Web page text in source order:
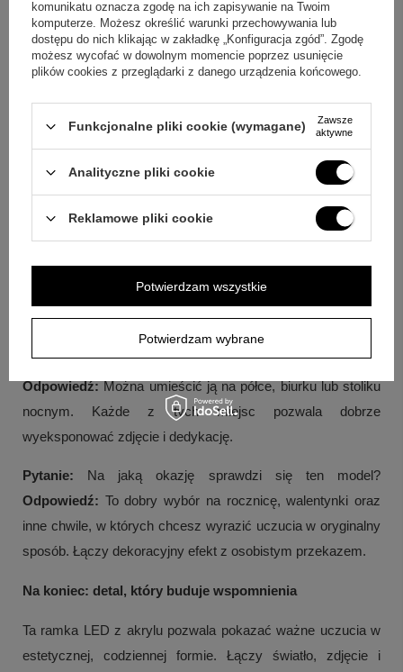
Odpowiedź: Personalizowany nadruk może zawierać
zdjęcie, imiona oraz dedykację. Dzięki temu łatwo nadać jej
bardzo osobisty charakter.
Pytanie:Jak działa efekt świetlny w tej dekoracji?
Odpowiedź:Delikatne podświetlenie LED subtelnie
rozjaśnia przestrzeń i eksponuje nadruk. To światło buduje
ciepły nastrój bez przytłaczania całej aranżacji.
Pytanie:Czy ramka pasuje tylko do nowoczesnych wnętrz?
Odpowiedź:Nie, ponieważ według opisu dobrze wpisuje się
aranżacje. Dzięki temu łatwo dopasować ją do różnych
stylów otoczenia.
Pytanie:Gdzie najlepiej ustawić ramkę na co dzień?
Odpowiedź:Można umieścić ją na półce, biurku lub stoliku
nocnym. Każde z tych miejsc pozwala dobrze
wyeksponować zdjęcie i dedykację.
Pytanie: Na jaką okazję sprawdzi się ten model?
Odpowiedź: To dobry wybór na rocznicę, walentynki oraz
inne chwile, w których chcesz wyrazić uczucia w oryginalny
sposób. Łączy dekoracyjny efekt z osobistym przekazem.
Na koniec: detal, który buduje wspomnienia
Ta ramka LED z akrylu pozwala pokazać ważne uczucia w
estetycznej, codziennej formie. Łączy światło, zdjęcie i
komunikatu oznacza zgodę na ich zapisywanie na Twoim
komputerze. Możesz określić warunki przechowywania lub
dostępu do nich klikając w zakładkę „Konfiguracja zgód”. Zgodę
możesz wycofać w dowolnym momencie poprzez usunięcie
plików cookies z przeglądarki z danego urządzenia końcowego.
Funkcjonalne pliki cookie (wymagane)
Zawsze
aktywne
Analityczne pliki cookie
Reklamowe pliki cookie
Potwierdzam wybrane
Potwierdzam wszystkie